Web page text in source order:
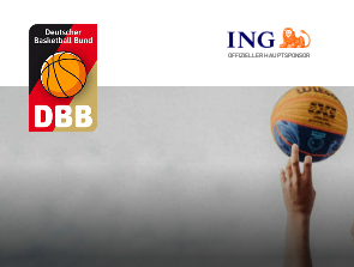
OFFIZIELLER HAUPTSPONSOR